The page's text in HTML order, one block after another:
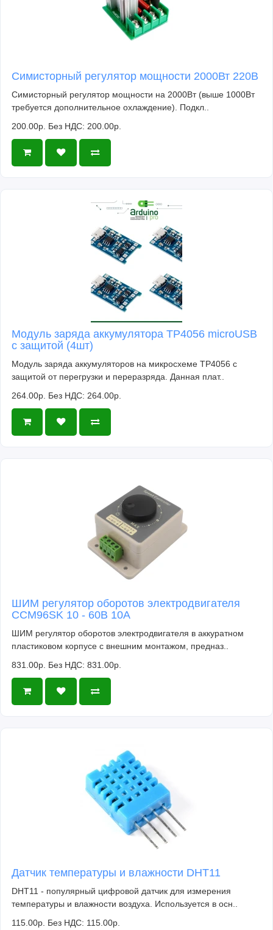
Симисторный регулятор мощности 2000Вт 220В
Симисторный регулятор мощности на 2000Вт (выше 1000Вт
требуется дополнительное охлаждение). Подкл..
200.00р. Без НДС: 200.00р.
Модуль заряда аккумулятора TP4056 microUSB
с защитой (4шт)
Модуль заряда аккумуляторов на микросхеме TP4056 с
защитой от перегрузки и переразряда. Данная плат..
264.00р. Без НДС: 264.00р.
ШИМ регулятор оборотов электродвигателя
CCM96SK 10 - 60В 10А
ШИМ регулятор оборотов электродвигателя в аккуратном
пластиковом корпусе с внешним монтажом, предназ..
831.00р. Без НДС: 831.00р.
Датчик температуры и влажности DHT11
DHT11 - популярный цифровой датчик для измерения
температуры и влажности воздуха. Используется в осн..
115.00р. Без НДС: 115.00р.